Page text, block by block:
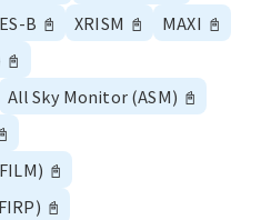
B 📓 XRISM 📓 MAXI 📓
📓
All Sky Monitor (ASM) 📓
📓
📓